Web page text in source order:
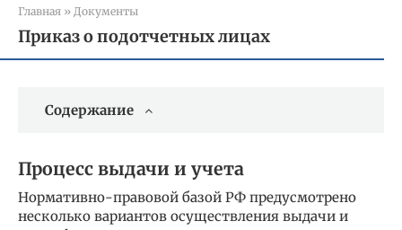
Главная » Документы
Приказ о подотчетных лицах
Содержание
Процесс выдачи и учета
Нормативно-правовой базой РФ предусмотрено
несколько вариантов осуществления выдачи и